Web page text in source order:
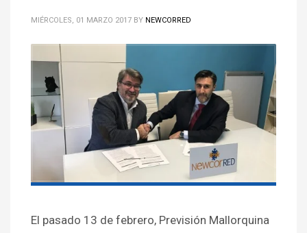
MIÉRCOLES, 01 MARZO 2017 BY NEWCORRED
El pasado 13 de febrero, Previsión Mallorquina